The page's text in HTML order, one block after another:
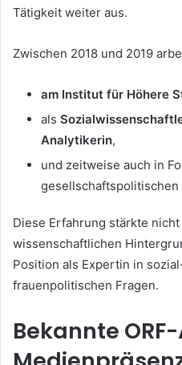
Tätigkeit weiter aus.
Zwischen 2018 und 2019
am Institut für Höhere
als
Analytikerin,
und zeitweise auch in
gesellschaftspolitischen
Diese Erfahrung stärkte
wissenschaftlichen
Position als Expertin in
frauenpolitischen Fragen.
Bekannte